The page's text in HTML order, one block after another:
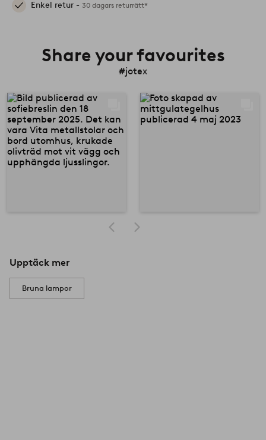
Enkel retur - 30 dagars returrätt*
Share your favourites
#jotex
Upptäck mer
Bruna lampor